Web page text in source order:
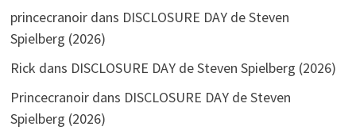
princecranoirdans DISCLOSURE DAY de Steven
Spielberg (2026)
Rick dans DISCLOSURE DAY de Steven Spielberg (2026)
Princecranoirdans DISCLOSURE DAY de Steven
Spielberg (2026)